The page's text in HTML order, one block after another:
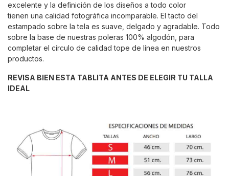
excelente y la definición de los diseños a todo color
tienen una calidad fotográfica incomparable. El tacto del
estampado sobre la tela es suave, delgado y agradable. Todo
sobre la base de nuestras poleras 100% algodón, para
completar el círculo de calidad tope de línea en nuestros
productos.
REVISA BIEN ESTA TABLITA ANTES DE ELEGIR TU TALLA
IDEAL